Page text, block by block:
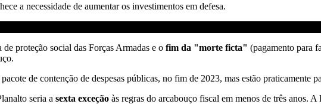
a necessidade de aumentar os investimentos em defesa.
proteção social das Forças Armadas e o fim da "morte ficta" (pagamento para
de contenção de despesas públicas, no fim de 2023, mas estão praticamente
seria a sexta exceção às regras do arcabouço fiscal em menos de três anos. A